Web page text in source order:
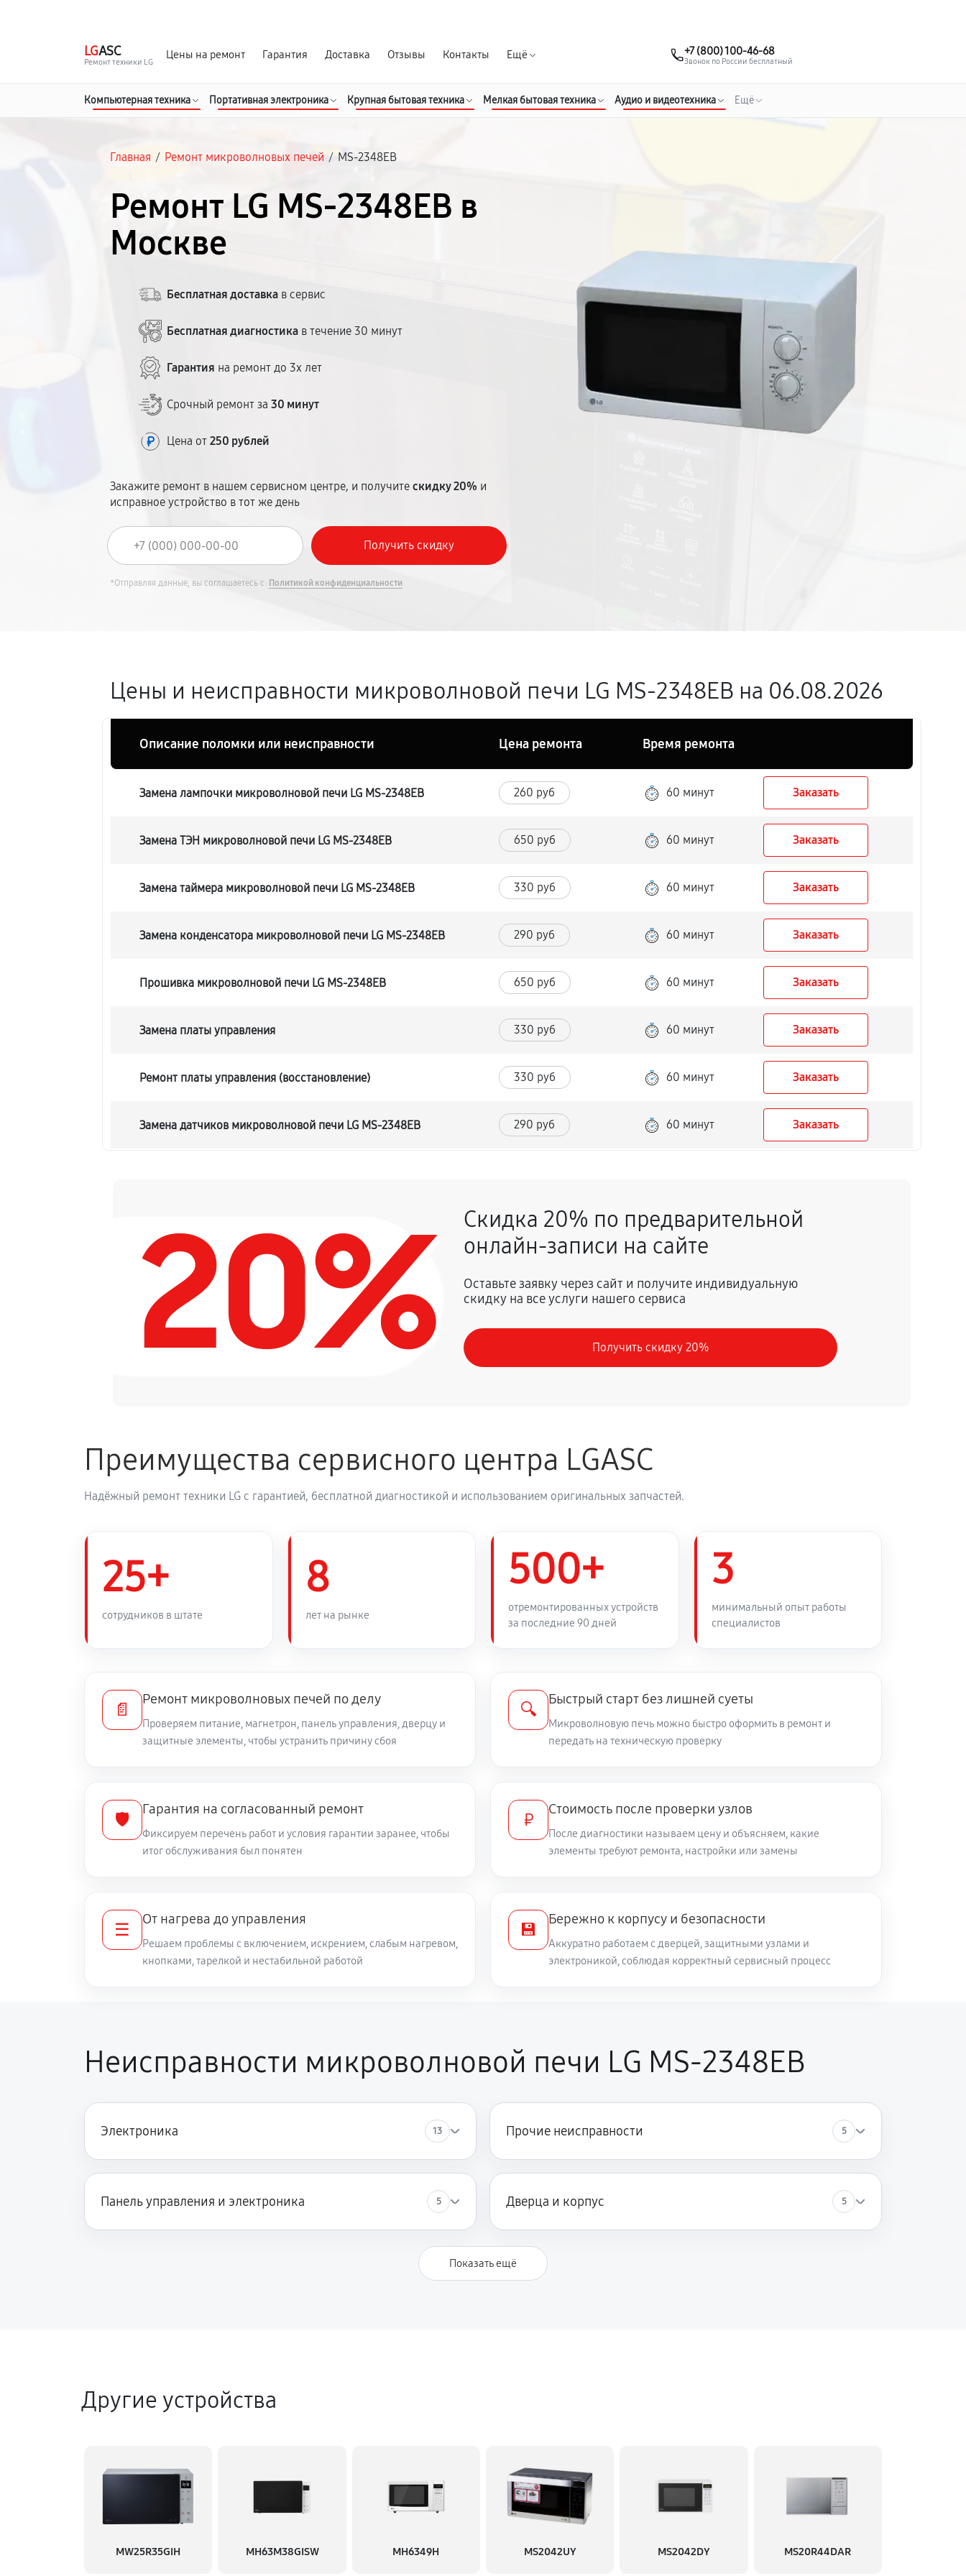
LGASC
Ремонт техники LG
Цены на ремонт Гарантия Доставка Отзывы Контакты Ещё +7 (800) 100-46-68
Звонок по России бесплатный
Компьютерная техника Портативная электроника Крупная бытовая техника Мелкая бытовая техника Аудио и видеотехника Ещё
Главная / Ремонт микроволновых печей / MS-2348EB
Ремонт LG MS-2348EB в
Москве
Бесплатная доставка в сервис
Бесплатная диагностика в течение 30 минут
Гарантия на ремонт до 3х лет
Срочный ремонт за30 минут
Цена от250 рублей
Закажите ремонт в нашем сервисном центре, и получитескидку 20% и
исправное устройство в тот же день
*Отправляя данные, вы соглашаетесь с Политикой конфиденциальности
Цены и неисправности микроволновой печи LG MS-2348EB на 06.08.2026
Описание поломки или неисправности Цена ремонта Время ремонта
Замена лампочки микроволновой печи LG MS-2348EB 260 руб 60 минут Заказать
Замена ТЭН микроволновой печи LG MS-2348EB 650 руб 60 минут Заказать
Замена таймера микроволновой печи LG MS-2348EB 330 руб 60 минут Заказать
Замена конденсатора микроволновой печи LG MS-2348EB 290 руб 60 минут Заказать
Прошивка микроволновой печи LG MS-2348EB 650 руб 60 минут Заказать
Замена платы управления 330 руб 60 минут Заказать
Ремонт платы управления (восстановление) 330 руб 60 минут Заказать
Замена датчиков микроволновой печи LG MS-2348EB 290 руб 60 минут Заказать
330 руб 60 минут Заказать
Ремонт волновода микроволновой печи LG MS-2348EB
Ремонт переключателей режимов
Заказать
Ремонт двигателя поддона 460 руб
Ремонт механизма открывания двери 330 руб 60 минут
330 руб 60 минут
20%
Скидка 20% по предварительной
онлайн-записи на сайте
Оставьте заявку через сайт и получите индивидуальную
скидку на все услуги нашего сервиса
Получить скидку 20%
Преимущества сервисного центра LGASC
Надёжный ремонт техники LG с гарантией, бесплатной диагностикой и использованием оригинальных запчастей.
25+
сотрудников в штате
8
лет на рынке
500+
отремонтированных устройств
за последние 90 дней
3
минимальный опыт работы
специалистов
📄
Ремонт микроволновых печей по делу
Проверяем питание, магнетрон, панель управления, дверцу и
защитные элементы, чтобы устранить причину сбоя
🔍
Быстрый старт без лишней суеты
Микроволновую печь можно быстро оформить в ремонт и
передать на техническую проверку
🛡️
Гарантия на согласованный ремонт
Фиксируем перечень работ и условия гарантии заранее, чтобы
итог обслуживания был понятен
₽
Стоимость после проверки узлов
После диагностики называем цену и объясняем, какие
элементы требуют ремонта, настройки или замены
☰
От нагрева до управления
Решаем проблемы с включением, искрением, слабым нагревом,
кнопками, тарелкой и нестабильной работой
💾
Бережно к корпусу и безопасности
Аккуратно работаем с дверцей, защитными узлами и
электроникой, соблюдая корректный сервисный процесс
Неисправности микроволновой печи LG MS-2348EB
Электроника 13 Прочие неисправности 5
Панель управления и электроника 5 Дверца и корпус 5
Показать ещё
Другие устройства
MW25R35GIH MH63M38GISW MH6349H MS2042UY MS2042DY MS20R44DAR